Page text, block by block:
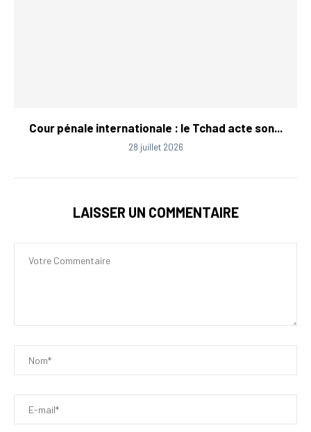
Cour pénale internationale : le Tchad acte son...
28 juillet 2026
LAISSER UN COMMENTAIRE